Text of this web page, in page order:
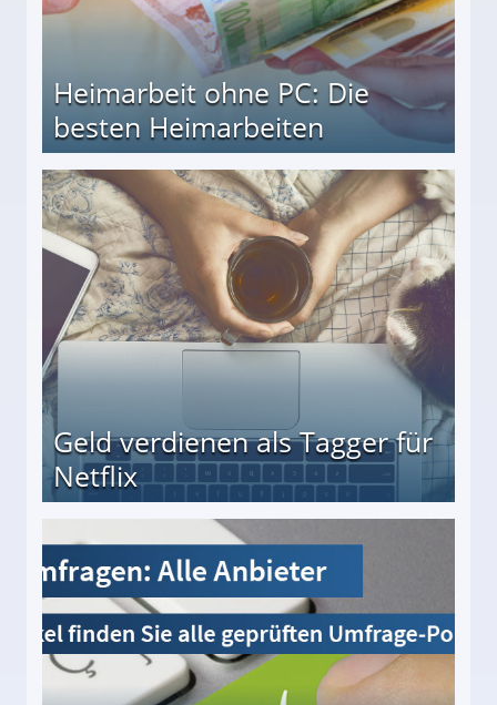
Heimarbeit ohne PC: Die
besten Heimarbeiten
Geld verdienen als Tagger für
Netflix